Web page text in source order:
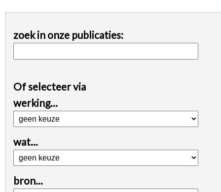
zoek in onze publicaties:
Of selecteer via
werking...
wat...
bron...